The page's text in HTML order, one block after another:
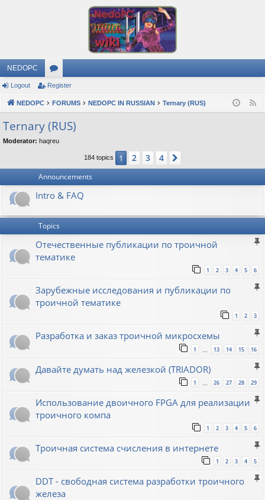
NEDOPC
or
u
m
s
Logout Register
NEDOPC FORUMS NEDOPC IN RUSSIAN Ternary (RUS)
Ternary (RUS)
Moderator: haqreu
184 topics 1 2 3 4
Announcements
Intro & FAQ
Topics
Отечественные публикации по троичной
тематике
1 2 3 4 5 6
Зарубежные исследования и публикации по
троичной тематике
1 2 3
Разработка и заказ троичной микросхемы
1 13 14 15 16
Давайте думать над железкой (TRIADOR)
1 26 27 28 29
Использование двоичного FPGA для реализации
троичного компа
1 2 3 4 5 6
Троичная система счисления в интернете
1 2 3 4 5
DDT - свободная система разработки троичного
железа